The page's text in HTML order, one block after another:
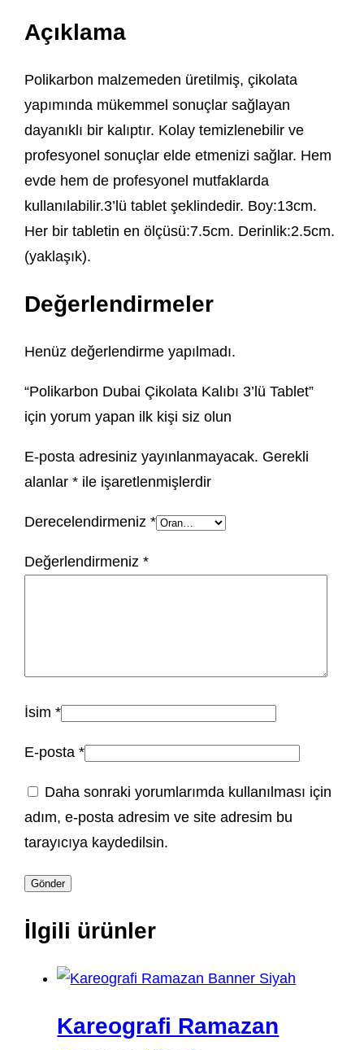
Açıklama
Polikarbon malzemeden üretilmiş, çikolata
yapımında mükemmel sonuçlar sağlayan
dayanıklı bir kalıptır. Kolay temizlenebilir ve
profesyonel sonuçlar elde etmenizi sağlar. Hem
evde hem de profesyonel mutfaklarda
kullanılabilir.3’lü tablet şeklindedir. Boy:13cm.
Her bir tabletin en ölçüsü:7.5cm. Derinlik:2.5cm.
(yaklaşık).
Değerlendirmeler
Henüz değerlendirme yapılmadı.
“Polikarbon Dubai Çikolata Kalıbı 3’lü Tablet”
için yorum yapan ilk kişi siz olun
E-posta adresiniz yayınlanmayacak. Gerekli
alanlar* ile işaretlenmişlerdir
Derecelendirmeniz*
Değerlendirmeniz*
İsim*
E-posta*
Daha sonraki yorumlarımda kullanılması için
adım, e-posta adresim ve site adresim bu
tarayıcıya kaydedilsin.
İlgili ürünler
Kareografi Ramazan